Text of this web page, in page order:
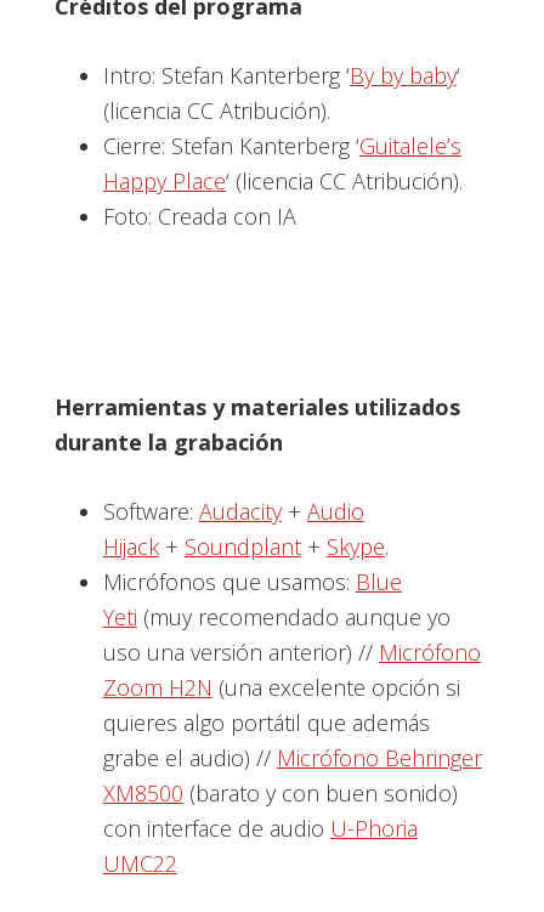
Créditos del programa
Intro: Stefan Kanterberg ‘By by baby‘
(licencia CC Atribución).
Cierre: Stefan Kanterberg ‘Guitalele’s
Happy Place‘ (licencia CC Atribución).
Foto: Creada con IA
Herramientas y materiales utilizados
durante la grabación
Software: Audacity+ Audio
Hijack+ Soundplant+ Skype.
Micrófonos que usamos: Blue
Yeti (muy recomendado aunque yo
uso una versión anterior) // Micrófono
Zoom H2N (una excelente opción si
quieres algo portátil que además
grabe el audio) // Micrófono Behringer
XM8500 (barato y con buen sonido)
con interface de audio U-Phoria
UMC22